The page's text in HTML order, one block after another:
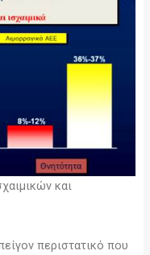
και
περιστατικό που